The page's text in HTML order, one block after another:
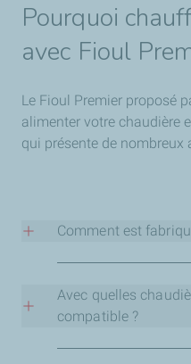
Pourquoi
avec Fioul
Le Fioul Premier proposé
alimenter votre chaudière
qui présente de nombreux
Comment est
Son processus de
respectueux des normes
Premier, contrôlées à
TotalEnergies.
Avec quelles
compatible ?
Il est compatible avec